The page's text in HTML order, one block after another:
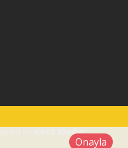
Kent Media
Onayla